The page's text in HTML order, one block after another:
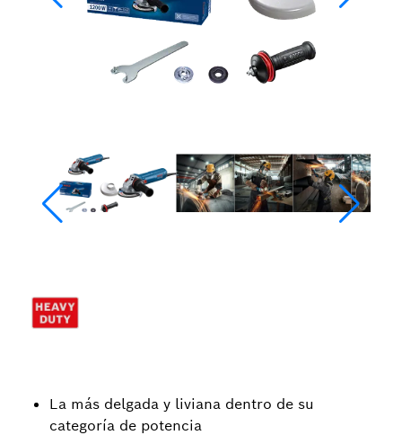
La más delgada y liviana dentro de su
categoría de potencia